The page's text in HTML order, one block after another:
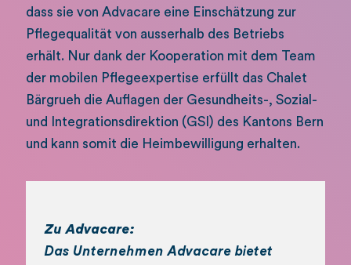
dass sie von Advacare eine Einschätzung zur
Pflegequalität von ausserhalb des Betriebs
erhält. Nur dank der Kooperation mit dem Team
der mobilen Pflegeexpertise erfüllt das Chalet
Bärgrueh die Auflagen der Gesundheits-, Sozial-
und Integrationsdirektion (GSI) des Kantons Bern
und kann somit die Heimbewilligung erhalten.
Zu Advacare:
Das Unternehmen Advacare bietet